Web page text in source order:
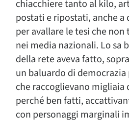
chiacchiere tanto al kilo,
postati e ripostati, anche a
per avallare le tesi che non
nei media nazionali. Lo sa
della rete aveva fatto,
un baluardo di
che raccoglievano migliaia
perché ben fatti,
con personaggi marginali